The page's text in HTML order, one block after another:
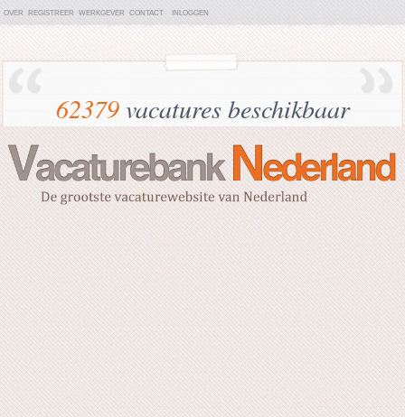
OVER REGISTREER WERKGEVER CONTACT INLOGGEN
62379vacatures beschikbaar